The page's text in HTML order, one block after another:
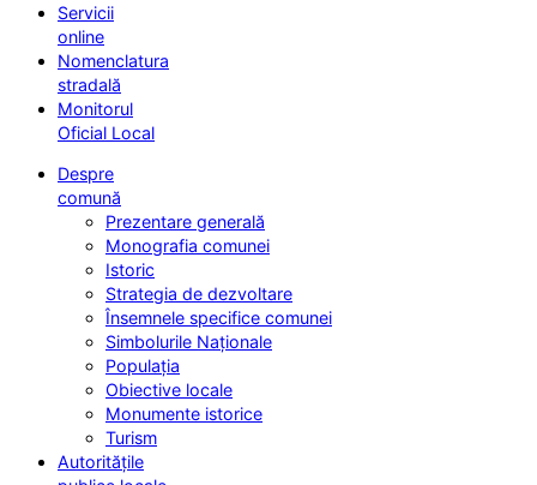
Servicii
online
Nomenclatura
stradală
Monitorul
Oficial Local
Despre
comună
Prezentare generală
Monografia comunei
Istoric
Strategia de dezvoltare
Însemnele specifice comunei
Simbolurile Naționale
Populația
Obiective locale
Monumente istorice
Turism
Autoritățile